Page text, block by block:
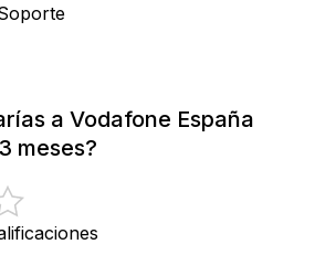
a Vodafone España
meses?